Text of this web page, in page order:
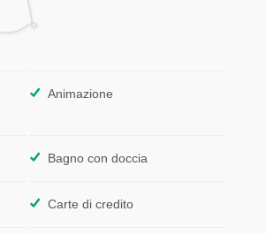
Animazione
Bagno con doccia
Carte di credito